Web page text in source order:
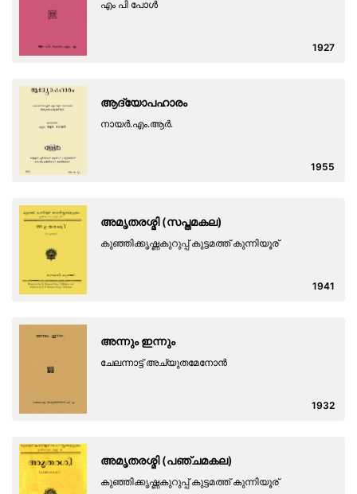
എം പി പോള്‍
1927
ആദ്യോപഹാരം
നായര്‍.എം.ആര്‍.
1955
അമൃതരശ്മി (സപ്തമകല)
കുഞ്ഞിക്കൃഷ്ണകുറുപ്പ് കുട്ടമത്ത് കുന്നിയൂര്
1941
അന്നും ഇന്നും
ചേലന്നാട്ട് അച്യുതമേനോന്‍
1932
അമൃതരശ്മി (പഞ്ചമകല)
കുഞ്ഞിക്കൃഷ്ണകുറുപ്പ് കുട്ടമത്ത് കുന്നിയൂര്